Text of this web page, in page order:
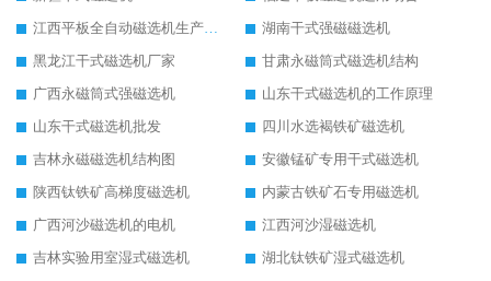
江西平板全自动磁选机生产厂家
湖南干式强磁磁选机
黑龙江干式磁选机厂家
甘肃永磁筒式磁选机结构
广西永磁筒式强磁选机
山东干式磁选机的工作原理
山东干式磁选机批发
四川水选褐铁矿磁选机
吉林永磁磁选机结构图
安徽锰矿专用干式磁选机
陕西钛铁矿高梯度磁选机
内蒙古铁矿石专用磁选机
广西河沙磁选机的电机
江西河沙湿磁选机
吉林实验用室湿式磁选机
湖北钛铁矿湿式磁选机